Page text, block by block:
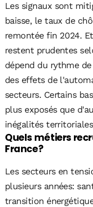
Les signaux sont
baisse, le taux de
remontée fin 2024.
restent prudentes
dépend du rythme
des effets de
secteurs. Certains
plus exposés que
inégalités
Quels métiers
France?
Les secteurs en
plusieurs années:
transition